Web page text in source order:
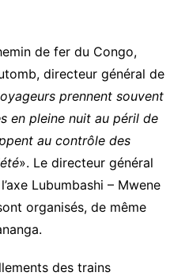
de fer du Congo,
directeur général de
prennent souvent
en pleine nuit au péril de
au contrôle des
». Le directeur général
Lubumbashi – Mwene
organisés, de même
des trains